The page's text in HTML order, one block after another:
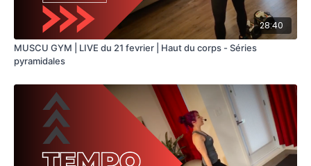
28:40
MUSCU GYM | LIVE du 21 fevrier | Haut du corps - Séries
pyramidales